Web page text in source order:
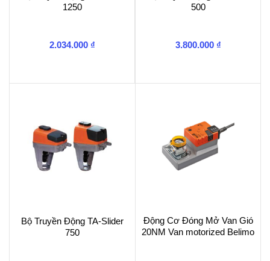
1250
2.034.000 ₫
500
3.800.000 ₫
Bộ Truyền Động TA-Slider
750
Động Cơ Đóng Mở Van Gió
20NM Van motorized Belimo